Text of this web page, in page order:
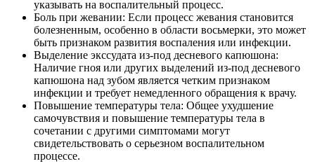
указывать на воспалительный процесс.
Боль при жевании: Если процесс жевания становится
болезненным, особенно в области восьмерки, это может
быть признаком развития воспаления или инфекции.
Выделение экссудата из-под десневого капюшона:
Наличие гноя или других выделений из-под десневого
капюшона над зубом является четким признаком
инфекции и требует немедленного обращения к врачу.
Повышение температуры тела: Общее ухудшение
самочувствия и повышение температуры тела в
сочетании с другими симптомами могут
свидетельствовать о серьезном воспалительном
процессе.